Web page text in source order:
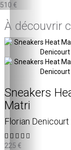
510 €
À découvrir
‹
Sneakers
Matri
Florian Denicourt
225 €